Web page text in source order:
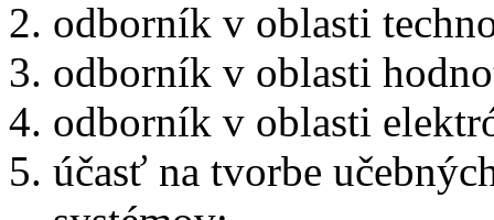
odborník v oblasti
odborník v oblasti
odborník v oblasti
účasť na tvorbe